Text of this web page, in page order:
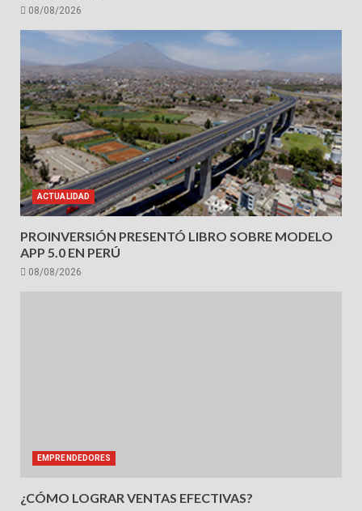
08/08/2026
ACTUALIDAD
PROINVERSIÓN PRESENTÓ LIBRO SOBRE MODELO
APP 5.0 EN PERÚ
08/08/2026
EMPRENDEDORES
¿CÓMO LOGRAR VENTAS EFECTIVAS?